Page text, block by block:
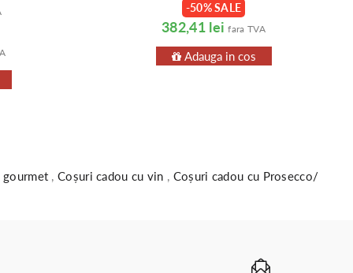
-50% SALE
382,41 lei fara TVA
Adauga in cos
gourmet ,Coșuri cadou cu vin , Coșuri cadou cu Prosecco/